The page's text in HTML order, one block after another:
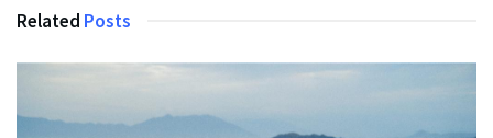
Related Posts